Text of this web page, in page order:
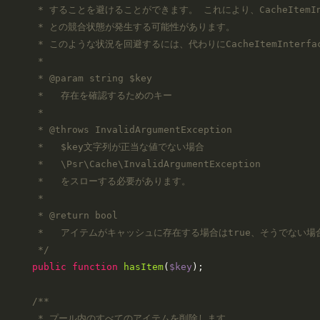
* することを避けることができます。 これにより、
     * との競合状態が発生する可能性があります。
* このような状況を回避するには、代わりに
     *
     *
@param string $key
     *   存在を確認するためのキー
     *
     *
@throws InvalidArgumentException
     *   $key文字列が正当な値でない場合
     *   \Psr\Cache\InvalidArgumentException
     *   をスローする必要があります。
     *
     *
@return bool
*   アイテムがキャッシュに存在する場合はtrue、そうでない
     */
public
function hasItem( $key ) ;
/**